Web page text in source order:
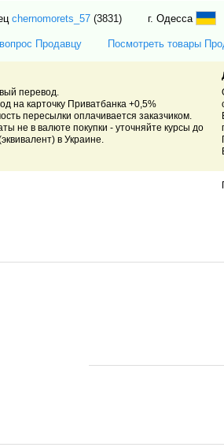
chernomorets_57 (3831) г. Одесса
Продавцу Посмотреть товары
перевод.
на карточку Приватбанка +0,5%
пересылки оплачивается заказчиком.
не в валюте покупки - уточняйте курсы до
в Украине.